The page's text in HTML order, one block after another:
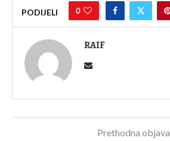
PODIJELI 0
RAIF
Prethodna objava